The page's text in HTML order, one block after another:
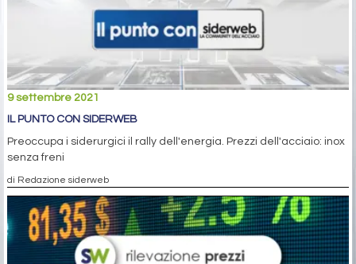
9 settembre 2021
IL PUNTO CON SIDERWEB
Preoccupa i siderurgici il rally dell'energia. Prezzi dell'acciaio: inox
senza freni
di Redazione siderweb